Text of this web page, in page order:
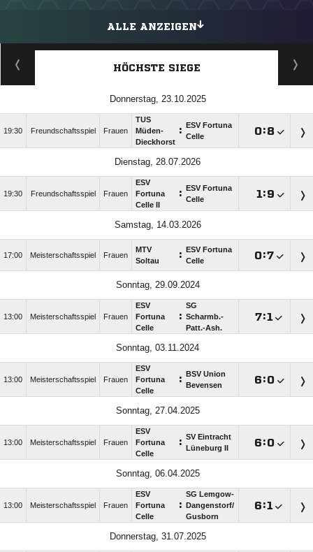
ALLE ANZEIGEN
HÖCHSTE SIEGE
Donnerstag, 23.10.2025
19:30 Freundschaftsspiel Frauen
TUS
Müden-
Dieckhorst
:
ESV Fortuna
Celle
:
Dienstag, 28.07.2026
19:30 Freundschaftsspiel Frauen
ESV
Fortuna
Celle II
:
ESV Fortuna
Celle
:
Samstag, 14.03.2026
17:00 Meisterschaftsspiel Frauen
MTV
Soltau
:
ESV Fortuna
Celle
:
Sonntag, 29.09.2024
13:00 Meisterschaftsspiel Frauen
ESV
Fortuna
Celle
:
SG
Scharmb.-
Patt.-Ash.
:
Sonntag, 03.11.2024
13:00 Meisterschaftsspiel Frauen
ESV
Fortuna
Celle
:
BSV Union
Bevensen
:
Sonntag, 27.04.2025
13:00 Meisterschaftsspiel Frauen
ESV
Fortuna
Celle
: SV Eintracht
Lüneburg II
:
Sonntag, 06.04.2025
13:00 Meisterschaftsspiel Frauen
ESV
Fortuna
Celle
:
SG Lemgow-
Dangenstorf/​
Gusborn
:
Donnerstag, 31.07.2025